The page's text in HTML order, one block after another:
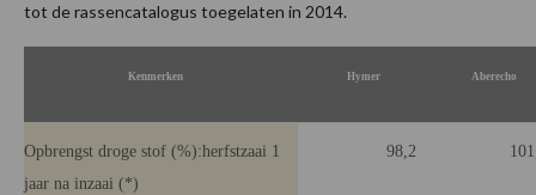
tot de rassencatalogus toegelaten in 2014.
Kenmerken Hymer Aberecho
Opbrengst droge stof (%):herfstzaai 1
jaar na inzaai (*)
98,2